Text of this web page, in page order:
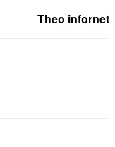
Theo infornet